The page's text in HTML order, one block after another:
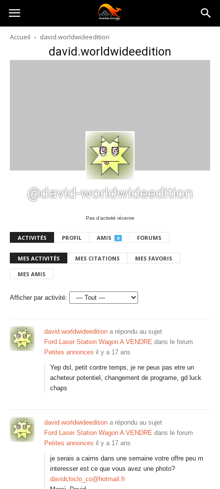
Australia-
australie.com
Accueil david.worldwideedition
david.worldwideedition
@david-worldwideedition
Pas d’activité récente
ACTIVITÉS PROFIL AMIS 0 FORUMS
MES ACTIVITÉS MES CITATIONS MES FAVORIS
MES AMIS
Afficher par activité:
david.worldwideedition a répondu au sujet
Ford Laser Station Wagon A VENDRE dans le forum
Petites annonces il y a 17 ans
Yep dsl, petit contre temps, je ne peux pas etre un
acheteur potentiel, changement de programe, gd luck
chaps
david.worldwideedition a répondu au sujet
Ford Laser Station Wagon A VENDRE dans le forum
Petites annonces il y a 17 ans
je serais a cairns dans une semaine votre offre peu m
interesser est ce que vous avez une photo?
davidcloclo_co@hotmail.fr